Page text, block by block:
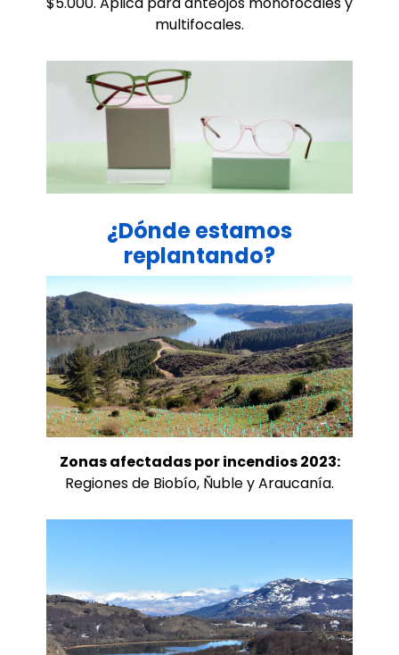
multifocales.
¿Dónde estamos
replantando?
Zonas afectadas por incendios 2023:
Regiones de Biobío, Ñuble y Araucanía.